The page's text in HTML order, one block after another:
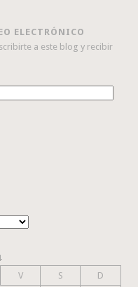
ELECTRÓNICO
a este blog y recibir
V S
D